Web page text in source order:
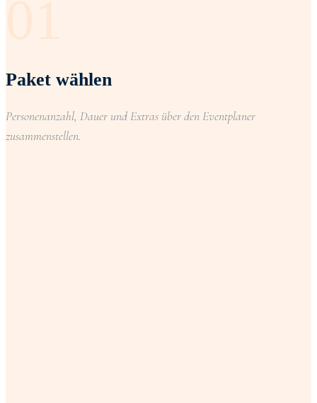
Paket wählen
Personenanzahl, Dauer und Extras über den Eventplaner
zusammenstellen.